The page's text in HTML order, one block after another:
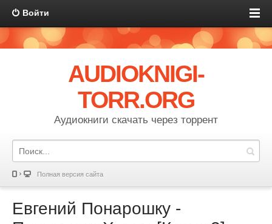
Войти
AUDIOKNIGI-
TORR.ORG
Аудиокниги скачать через торрент
Полная версия сайта
Евгений Понарошку -